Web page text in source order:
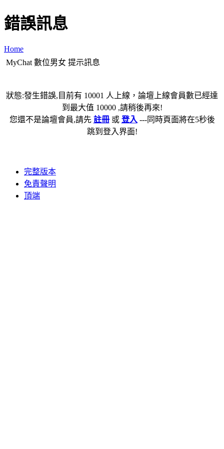
錯誤訊息
Home
MyChat 數位男女 提示訊息
狀態:發生錯誤,目前有 10001 人上線，論壇上線會員數已經達
到最大值 10000 ,請稍後再來!
您還不是論壇會員,請先 註冊或 登入 ---同時頁面將在5秒後
跳到登入界面!
完整版本
免責聲明
頂端